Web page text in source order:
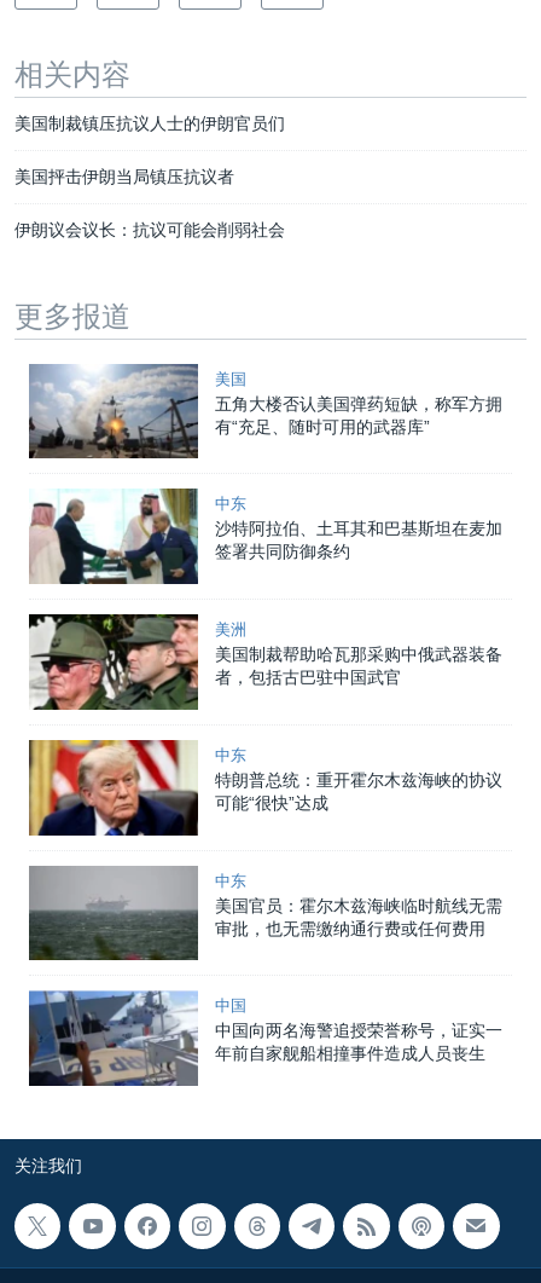
相关内容
美国制裁镇压抗议人士的伊朗官员们
美国抨击伊朗当局镇压抗议者
伊朗议会议长：抗议可能会削弱社会
更多报道
美国
五角大楼否认美国弹药短缺，称军方拥
有“充足、随时可用的武器库”
中东
沙特阿拉伯、土耳其和巴基斯坦在麦加
签署共同防御条约
美洲
美国制裁帮助哈瓦那采购中俄武器装备
者，包括古巴驻中国武官
中东
特朗普总统：重开霍尔木兹海峡的协议
可能“很快”达成
中东
美国官员：霍尔木兹海峡临时航线无需
审批，也无需缴纳通行费或任何费用
中国
中国向两名海警追授荣誉称号，证实一
年前自家舰船相撞事件造成人员丧生
关注我们